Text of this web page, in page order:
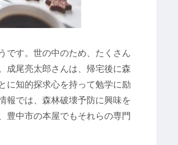
です。世の中のため、たくさん
成尾亮太郎さんは、帰宅後に森
に知的探求心を持って勉学に励
報では、森林破壊予防に興味を
豊中市の本屋でもそれらの専門